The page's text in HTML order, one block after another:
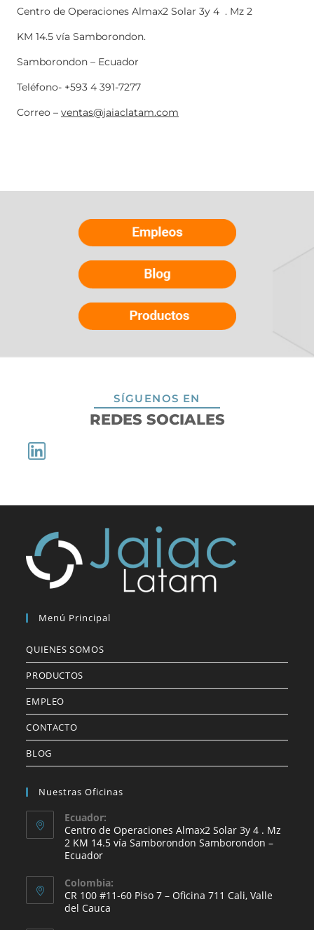
Centro de Operaciones Almax2 Solar 3y 4 . Mz 2
KM 14.5 vía Samborondon.
Samborondon – Ecuador
Teléfono- +593 4 391-7277
Correo – ventas@jaiaclatam.com
SÍGUENOS EN
REDES SOCIALES
Menú Principal
QUIENES SOMOS
PRODUCTOS
EMPLEO
CONTACTO
BLOG
Nuestras Oficinas
Ecuador:
Centro de Operaciones Almax2 Solar 3y 4 . Mz
2 KM 14.5 vía Samborondon Samborondon –
Ecuador
Colombia:
CR 100 #11-60 Piso 7 – Oficina 711 Cali, Valle
del Cauca